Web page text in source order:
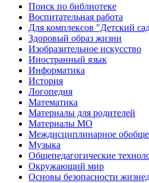
Поиск по библиотеке
Воспитательная работа
Для комплексов "Детский
Здоровый образ жизни
Изобразительное искусство
Иностранный язык
Информатика
История
Логопедия
Математика
Материалы для родителей
Материалы МО
Междисциплинарное
Музыка
Общепедагогические
Окружающий мир
Основы безопасности